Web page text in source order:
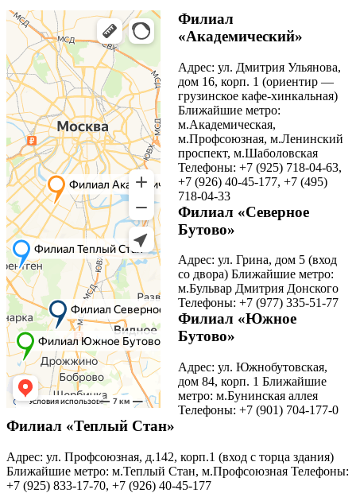
Филиал
«Академический»
Адрес: ул. Дмитрия Ульянова,
дом 16, корп. 1 (ориентир —
грузинское кафе-хинкальная)
Ближайшие метро:
м.Академическая,
м.Профсоюзная, м.Ленинский
проспект, м.Шаболовская
Телефоны: +7 (925) 718-04-63,
+7 (926) 40-45-177, +7 (495)
718-04-33
Филиал «Северное
Бутово»
Адрес: ул. Грина, дом 5 (вход
со двора) Ближайшие метро:
м.Бульвар Дмитрия Донского
Телефоны: +7 (977) 335-51-77
Филиал «Южное
Бутово»
Адрес: ул. Южнобутовская,
дом 84, корп. 1 Ближайшие
метро: м.Бунинская аллея
Телефоны: +7 (901) 704-177-0
Филиал «Теплый Стан»
Адрес: ул. Профсоюзная, д.142, корп.1 (вход с торца здания)
Ближайшие метро: м.Теплый Стан, м.Профсоюзная Телефоны:
+7 (925) 833-17-70, +7 (926) 40-45-177